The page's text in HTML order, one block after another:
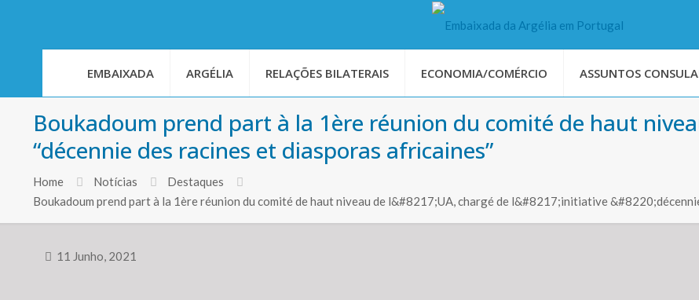
EMBAIXADA ARGÉLIA RELAÇÕES BILATERAIS ECONOMIA/COMÉRCIO ASSUNTOS
Boukadoum prend part à la 1ère réunion du comité de haut
“décennie des racines et diasporas africaines”
Home Notícias
Destaques
Boukadoum prend part à la 1ère réunion du comité de haut niveau de l&#8217;UA, chargé de l&#8217;initiative
11 Junho, 2021